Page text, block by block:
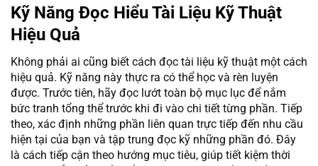
Kỹ Năng Đọc Hiểu Tài Liệu Kỹ Thuật
Hiệu Quả
Không phải ai cũng biết cách đọc tài liệu kỹ thuật một cách
hiệu quả. Kỹ năng này thực ra có thể học và rèn luyện
được. Trước tiên, hãy đọc lướt toàn bộ mục lục để nắm
bức tranh tổng thể trước khi đi vào chi tiết từng phần. Tiếp
theo, xác định những phần liên quan trực tiếp đến nhu cầu
hiện tại của bạn và tập trung đọc kỹ những phần đó. Đây
là cách tiếp cận theo hướng mục tiêu, giúp tiết kiệm thời